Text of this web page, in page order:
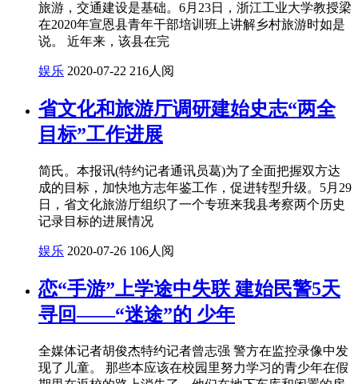
旅游，交通建设是基础。6月23日，浙江工业大学教授梁
在2020年宣恩县青年干部培训班上讲解乡村旅游时如是
说。 近年来，该县在完
娱乐 2020-07-22 216人阅
省文化和旅游厅调研建始史志“两全
目标”工作进展
简氏。本报讯(特约记者通讯员葛)为了全面把握双方达
成的目标，加快地方志年鉴工作，促进转型升级。5月29
日，省文化旅游厅组织了一个专班来我县考察两个历史
记录目标的进展情况
娱乐 2020-07-26 106人阅
恋“手游”上学途中失联 建始民警5天
寻回——“迷途”的 少年
全媒体记者胡俊杰特约记者曾志强 警方在监控录像中发
现了儿童。 那些本应该在校园里努力学习的青少年在假